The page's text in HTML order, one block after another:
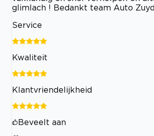
glimlach ! Bedankt team Auto Zuyd.
Service
Kwaliteit
Klantvriendelijkheid
Beveelt aan